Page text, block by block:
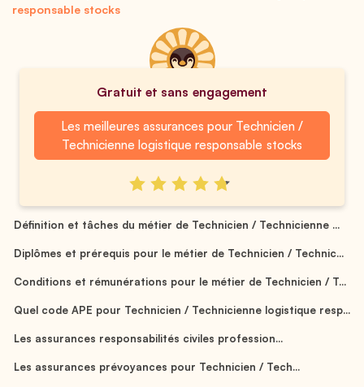
responsable stocks
Gratuit et sans engagement
Les meilleures assurances pour Technicien /
Technicienne logistique responsable stocks
Définition et tâches du métier de Technicien / Technicienne ...
Diplômes et prérequis pour le métier de Technicien / Technic...
Conditions et rémunérations pour le métier de Technicien / T...
Quel code APE pour Technicien / Technicienne logistique resp...
Les assurances responsabilités civiles profession...
Les assurances prévoyances pour Technicien / Tech...